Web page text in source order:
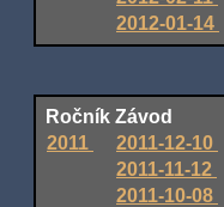
2012-01-14
Ročník Závod
2011
2011-12-10
2011-11-12
2011-10-08